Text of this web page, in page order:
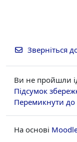
Зверніться
Ви не пройшли
Підсумок
Перемикнути до
На основі